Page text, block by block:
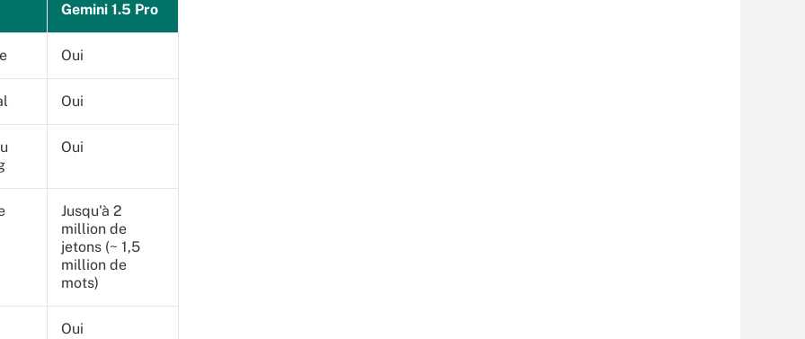
Gemini 1.5 Pro
Oui
Oui
Oui
Jusqu'à 2
million de
jetons (~ 1,5
million de
mots)
Oui